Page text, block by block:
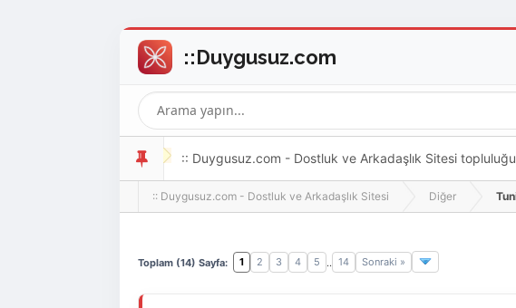
:: Duygusuz.com - Dostluk ve Arkadaşlık Sitesi
oldukça kolay ve zahmetsizdir.
:: Duygusuz.com - Dostluk ve Arkadaşlık Sitesi Diğer
Toplam (14) Sayfa: 1 2 3 4 5 .. 14 Sonraki »